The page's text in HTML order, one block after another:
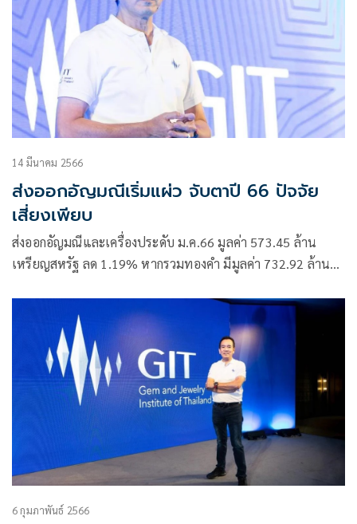
14 มีนาคม 2566
ส่งออกอัญมณีเริ่มแผ่ว จับตาปี 66 ปัจจัย
เสี่ยงเพียบ
ส่งออกอัญมณีและเครื่องประดับ ม.ค.66 มูลค่า 573.45 ล้าน
เหรียญสหรัฐ ลด 1.19% หากรวมทองคำ มีมูลค่า 732.92 ล้าน
กำลังซื้อหด GIT จับตาปี 66 ปัจจัยเสี่ยงเพียบ แนะปรับตัวผลิต
สินค้า BCG ลดคาร์บอน สร้างจุดเด่น และควรมุ่งเจาะจีน
ตะวันออกกลาง และอินเดีย ที่มีแนวโน้มเติบโต
6 กุมภาพันธ์ 2566